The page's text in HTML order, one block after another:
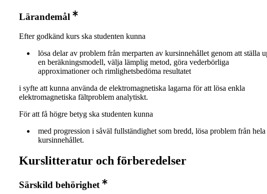
Lärandemål
Efter godkänd kurs ska studenten kunna
lösa delar av problem från merparten av kursinnehållet genom att ställa
en beräkningsmodell, välja lämplig metod, göra vederbörliga
approximationer och rimlighetsbedöma resultatet
i syfte att kunna använda de elektromagnetiska lagarna för att lösa enkla
elektromagnetiska fältproblem analytiskt.
För att få högre betyg ska studenten kunna
med progression i såväl fullständighet som bredd, lösa problem från hela
kursinnehållet.
Kurslitteratur och förberedelser
Särskild behörighet